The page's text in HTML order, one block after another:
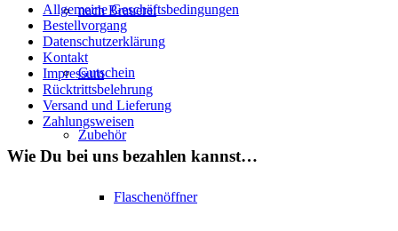
nach Brauerei
Gutschein
Zubehör
Flaschenöffner
Allgemeine Geschäftsbedingungen
Bestellvorgang
Datenschutzerklärung
Kontakt
Impressum
Rücktrittsbelehrung
Versand und Lieferung
Zahlungsweisen
Wie Du bei uns bezahlen kannst…